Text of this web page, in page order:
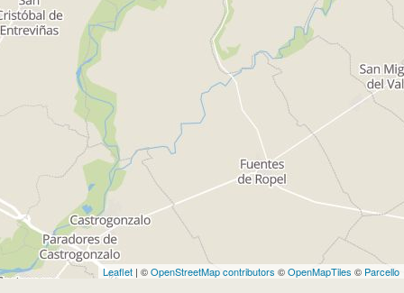
Leaflet | ©OpenStreetMap contributors ©OpenMapTiles © Parcello